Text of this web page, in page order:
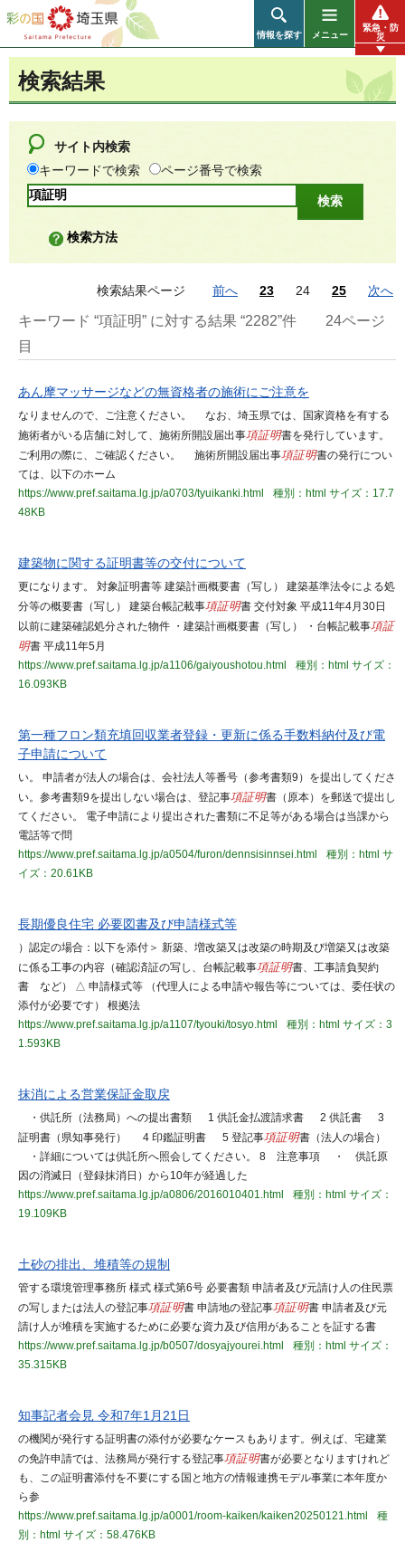
彩の国 埼玉県
情報を探す メニュー
緊急・防
災
検索結果
サイト内検索
キーワードで検索
ページ番号で検索
検索方法
検索結果ページ 前へ 23 24 25 次へ
キーワード “項証明” に対する結果 “2282”件
24ページ
目
あん摩マッサージなどの無資格者の施術にご注意を
なりませんので、ご注意ください。 なお、埼玉県では、国家資格を有する
施術者がいる店舗に対して、施術所開設届出事項証明書を発行しています。
ご利用の際に、ご確認ください。 施術所開設届出事項証明書の発行につい
ては、以下のホーム
https://www.pref.saitama.lg.jp/a0703/tyuikanki.html
種別：html サイズ：17.7
48KB
建築物に関する証明書等の交付について
更になります。 対象証明書等 建築計画概要書（写し） 建築基準法令による処
分等の概要書（写し） 建築台帳記載事項証明書 交付対象 平成11年4月30日
以前に建築確認処分された物件 ・建築計画概要書（写し） ・台帳記載事項証
明書 平成11年5月
https://www.pref.saitama.lg.jp/a1106/gaiyoushotou.html
種別：html サイズ：
16.093KB
第一種フロン類充填回収業者登録・更新に係る手数料納付及び電
子申請について
い。 申請者が法人の場合は、会社法人等番号（参考書類9）を提出してくださ
い。参考書類9を提出しない場合は、登記事項証明書（原本）を郵送で提出し
てください。 電子申請により提出された書類に不足等がある場合は当課から
電話等で問
https://www.pref.saitama.lg.jp/a0504/furon/dennsisinnsei.html
種別：html サ
イズ：20.61KB
長期優良住宅 必要図書及び申請様式等
）認定の場合：以下を添付＞ 新築、増改築又は改築の時期及び増築又は改築
に係る工事の内容（確認済証の写し、台帳記載事項証明書、工事請負契約
書 など） △ 申請様式等 （代理人による申請や報告等については、委任状の
添付が必要です） 根拠法
https://www.pref.saitama.lg.jp/a1107/tyouki/tosyo.html
種別：html サイズ：3
1.593KB
抹消による営業保証金取戻
・供託所（法務局）への提出書類 1 供託金払渡請求書 2 供託書 3
証明書（県知事発行） 4 印鑑証明書 5 登記事項証明書（法人の場合）
・詳細については供託所へ照会してください。 8 注意事項 ・ 供託原
因の消滅日（登録抹消日）から10年が経過した
https://www.pref.saitama.lg.jp/a0806/2016010401.html
種別：html サイズ：
19.109KB
土砂の排出、堆積等の規制
管する環境管理事務所 様式 様式第6号 必要書類 申請者及び元請け人の住民票
の写しまたは法人の登記事項証明書 申請地の登記事項証明書 申請者及び元
請け人が堆積を実施するために必要な資力及び信用があることを証する書
https://www.pref.saitama.lg.jp/b0507/dosyajyourei.html
種別：html サイズ：
35.315KB
知事記者会見 令和7年1月21日
の機関が発行する証明書の添付が必要なケースもあります。例えば、宅建業
の免許申請では、法務局が発行する登記事項証明書が必要となりますけれど
も、この証明書添付を不要にする国と地方の情報連携モデル事業に本年度か
ら参
https://www.pref.saitama.lg.jp/a0001/room-kaiken/kaiken20250121.html
種
別：html サイズ：58.476KB